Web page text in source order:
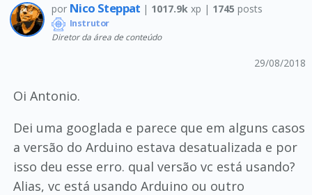
por Nico Steppat | 1017.9k xp | 1745 posts
Instrutor
Diretor da área de conteúdo
29/08/2018
Oi Antonio.
Dei uma googlada e parece que em alguns casos
a versão do Arduino estava desatualizada e por
isso deu esse erro. qual versão vc está usando?
Alias, vc está usando Arduino ou outro